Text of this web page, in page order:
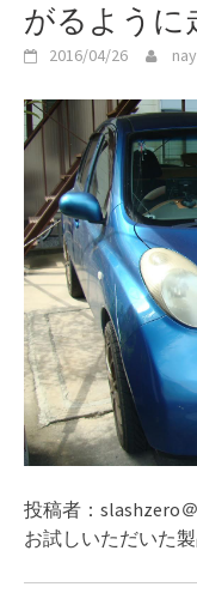
がるように
2016/04/26
投稿者：slashzero
お試しいただいた製